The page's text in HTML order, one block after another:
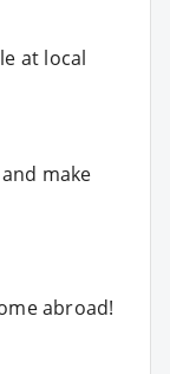
at local
make
abroad!